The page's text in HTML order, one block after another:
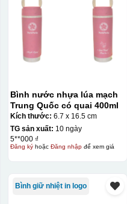
Bình nước nhựa lúa mạch
Trung Quốc có quai 400ml
Kích thước: 6.7 x 16.5 cm
TG sản xuất: 10 ngày
5**000 ₫
Đăng kýhoặc Đăng nhậpđể xem giá
Bình giữ nhiệt in logo